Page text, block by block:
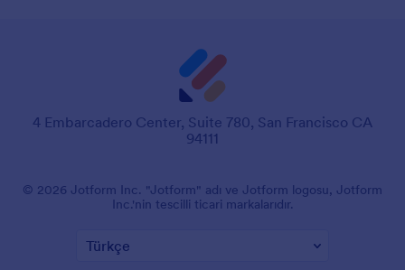
4 Embarcadero Center, Suite 780, San Francisco CA
94111
© 2026 Jotform Inc. "Jotform" adı ve Jotform logosu, Jotform
Inc.'nin tescilli ticari markalarıdır.